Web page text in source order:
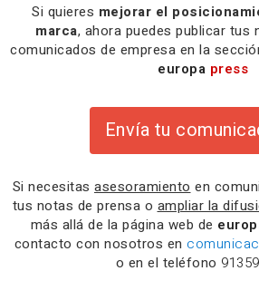
Si quieres mejorar el
marca, ahora puedes publicar tus
comunicados de empresa en la
europa press
Envía tu
Si necesitas asesoramiento en
tus notas de prensa o ampliar la
más allá de la página web de
contacto con nosotros en
o en el teléfono